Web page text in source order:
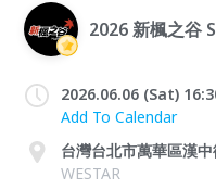
2026 新楓之谷
2026.06.06 (Sat)
Add To Calendar
台灣台北市萬華區漢
WESTAR